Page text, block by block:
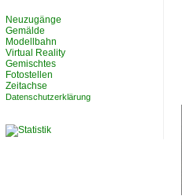
Neuzugänge
Gemälde
Modellbahn
Virtual Reality
Gemischtes
Fotostellen
Zeitachse
Datenschutzerklärung